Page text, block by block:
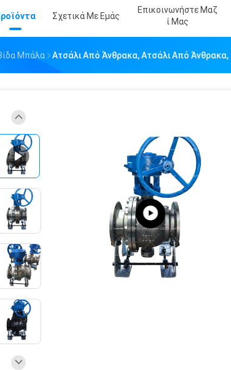
Σχετικά Με Εμάς
Επικοινωνήστε Μαζ
Ί Μας
Μπάλα Ατσάλι Από Άνθρακα, Ατσάλι Από Άνθρακα,